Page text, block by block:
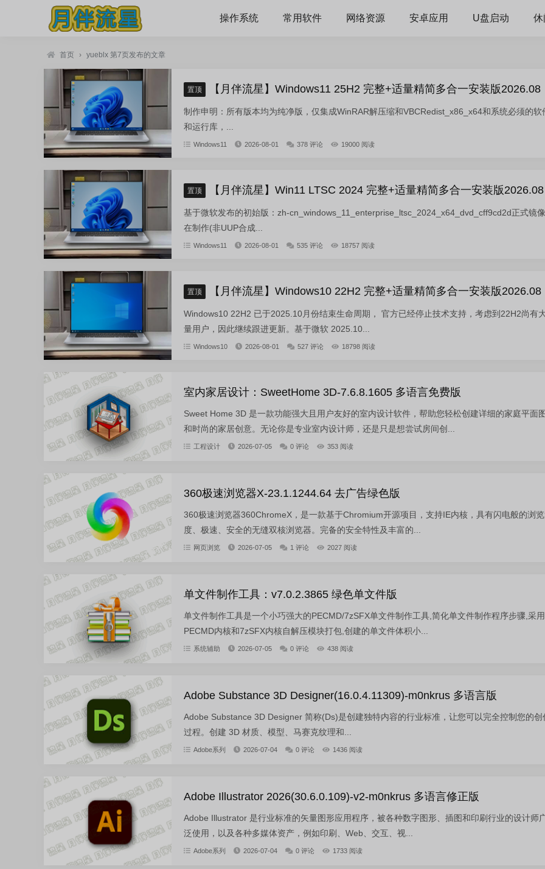
操作系统 常用软件 网络资源 安卓应用 U盘启动 休
首页 › yueblx 第7页发布的文章
置顶 【月伴流星】Windows11 25H2 完整+适量精简多合一安装版2026.08
制作申明：所有版本均为纯净版，仅集成WinRAR解压缩和VBCRedist_x86_x64和系统必须的软
和运行库，...
Windows11 2026-08-01 378 评论 19000 阅读
置顶 【月伴流星】Win11 LTSC 2024 完整+适量精简多合一安装版2026.08
基于微软发布的初始版：zh-cn_windows_11_enterprise_ltsc_2024_x64_dvd_cff9cd2d正式镜
在制作(非UUP合成...
Windows11 2026-08-01 535 评论 18757 阅读
置顶 【月伴流星】Windows10 22H2 完整+适量精简多合一安装版2026.08
Windows10 22H2 已于2025.10月份结束生命周期， 官方已经停止技术支持，考虑到22H2尚有
量用户，因此继续跟进更新。基于微软 2025.10...
Windows10 2026-08-01 527 评论 18798 阅读
室内家居设计：SweetHome 3D-7.6.8.1605 多语言免费版
Sweet Home 3D 是一款功能强大且用户友好的室内设计软件，帮助您轻松创建详细的家庭平面
和时尚的家居创意。无论你是专业室内设计师，还是只是想尝试房间创...
工程设计 2026-07-05 0 评论 353 阅读
360极速浏览器X-23.1.1244.64 去广告绿色版
360极速浏览器360ChromeX，是一款基于Chromium开源项目，支持IE内核，具有闪电般的浏
度、极速、安全的无缝双核浏览器。完备的安全特性及丰富的...
网页浏览 2026-07-05 1 评论 2027 阅读
单文件制作工具：v7.0.2.3865 绿色单文件版
单文件制作工具是一个小巧强大的PECMD/7zSFX单文件制作工具,简化单文件制作程序步骤,采用
PECMD内核和7zSFX内核自解压模块打包,创建的单文件体积小...
系统辅助 2026-07-05 0 评论 438 阅读
Adobe Substance 3D Designer(16.0.4.11309)-m0nkrus 多语言版
Adobe Substance 3D Designer 简称(Ds)是创建独特内容的行业标准，让您可以完全控制您的创
过程。创建 3D 材质、模型、马赛克纹理和...
Adobe系列 2026-07-04 0 评论 1436 阅读
Adobe Illustrator 2026(30.6.0.109)-v2-m0nkrus 多语言修正版
Adobe Illustrator 是行业标准的矢量图形应用程序，被各种数字图形、插图和印刷行业的设计师
泛使用，以及各种多媒体资产，例如印刷、Web、交互、视...
Adobe系列 2026-07-04 0 评论 1733 阅读